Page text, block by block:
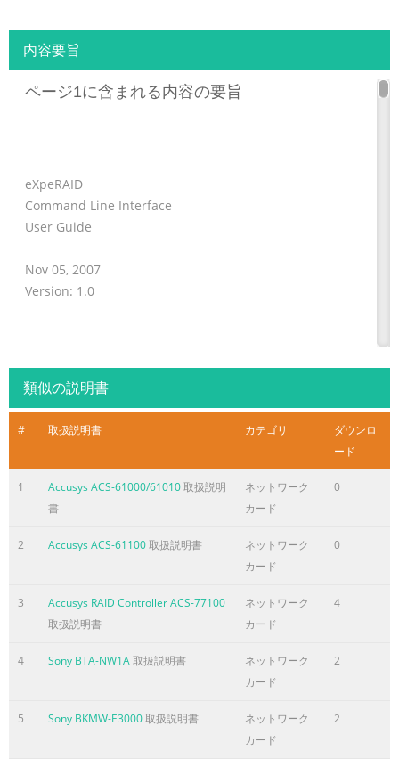
内容要旨
ページ1に含まれる内容の要旨
eXpeRAID
Command Line Interface
User Guide
Nov 05, 2007
Version: 1.0
ACCUSYS, INC. 5F, 38 TAIYUAN ST, JHUBEI, HSINCHU, TAIWAN,
EXPERAID COMMAND LINE INTERFACE USER GUIDE PROJECT
Revision History Rev – A JeffChang 1. Initial Draft. 11-JUN -
Removed unnecessary commands and modified command
parameters of command Rev – C ‘SetLunMap’, ‘CreateShot’
ACCUSYS, INC. 5F, 38 TAIYUAN ST, JHUBEI, HSINCHU, TAIWAN,
EXPERAID COMMAND LINE INTERFACE USER GUIDE PROJECT
DOCUMENT STATUS OFFICIAL RELEASE REV. G–05-NOV-2007
Contents 1.
類似の説明書
# 取扱説明書 カテゴリ
ダウンロ
ード
1 Accusys ACS-61000/61010取扱説明
書
ネットワーク
カード
0
2 Accusys ACS-61100取扱説明書
ネットワーク
カード
0
3
Accusys RAID Controller ACS-77100
取扱説明書
ネットワーク
カード
4
4 Sony BTA-NW1A取扱説明書
ネットワーク
カード
2
5 Sony BKMW-E3000取扱説明書
ネットワーク
カード
2